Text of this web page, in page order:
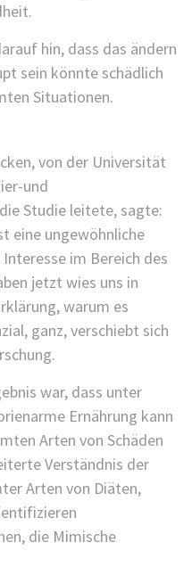
hin, dass das ändern
sein könnte schädlich
Situationen.
von der Universität
und
Studie leitete, sagte:
eine ungewöhnliche
im Bereich des
jetzt wies uns in
warum es
ganz, verschiebt sich
war, dass unter
Ernährung kann
Arten von Schäden
Verständnis der
Arten von Diäten,
die Mimische